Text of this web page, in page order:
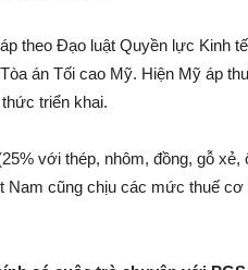
theo Đạo luật Quyền lực Kinh
án Tối cao Mỹ. Hiện Mỹ áp
triển khai.
với thép, nhôm, đồng, gỗ xẻ,
cũng chịu các mức thuế cơ